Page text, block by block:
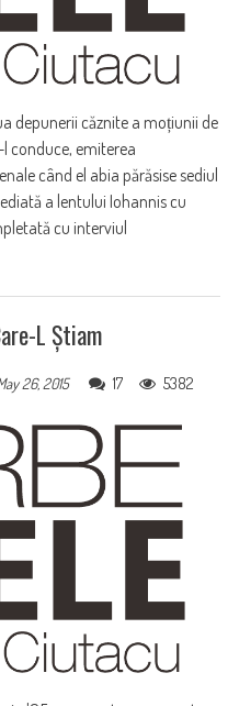
depunerii căznite a moțiunii de
conduce, emiterea
când el abia părăsise sediul
a lentului Iohannis cu
cu interviul
L Știam
26, 2015 17 5382